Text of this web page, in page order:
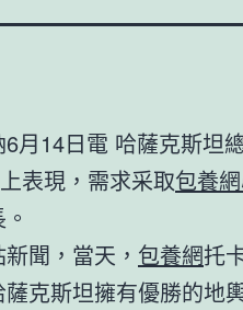
月14日電 哈薩克斯坦
表現，需求采取包養
聞，當天， 包養網托
克斯坦擁有優勝的地